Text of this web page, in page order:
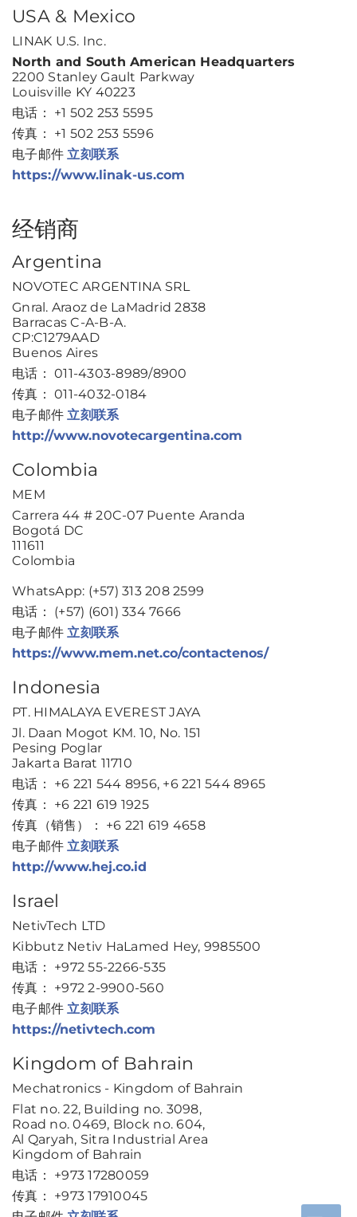
USA & Mexico
LINAK U.S. Inc.
North and South American Headquarters
2200 Stanley Gault Parkway
Louisville KY 40223
电话： +1 502 253 5595
传真： +1 502 253 5596
电子邮件立刻联系
https://www.linak-us.com
经销商
Argentina
NOVOTEC ARGENTINA SRL
Gnral. Araoz de LaMadrid 2838
Barracas C-A-B-A.
CP:C1279AAD
Buenos Aires
电话： 011-4303-8989/8900
传真： 011-4032-0184
电子邮件立刻联系
http://www.novotecargentina.com
Colombia
MEM
Carrera 44 # 20C-07 Puente Aranda
Bogotá DC
111611
Colombia
WhatsApp: (+57) 313 208 2599
电话： (+57) (601) 334 7666
电子邮件立刻联系
https://www.mem.net.co/contactenos/
Indonesia
PT. HIMALAYA EVEREST JAYA
Jl. Daan Mogot KM. 10, No. 151
Pesing Poglar
Jakarta Barat 11710
电话： +6 221 544 8956, +6 221 544 8965
传真： +6 221 619 1925
传真（销售）： +6 221 619 4658
电子邮件立刻联系
http://www.hej.co.id
Israel
NetivTech LTD
Kibbutz Netiv HaLamed Hey, 9985500
电话： +972 55-2266-535
传真： +972 2-9900-560
电子邮件立刻联系
https://netivtech.com
Kingdom of Bahrain
Mechatronics - Kingdom of Bahrain
Flat no. 22, Building no. 3098,
Road no. 0469, Block no. 604,
Al Qaryah, Sitra Industrial Area
Kingdom of Bahrain
电话： +973 17280059
传真： +973 17910045